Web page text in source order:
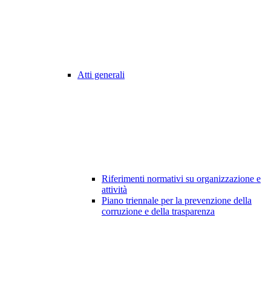
Atti generali
Riferimenti normativi su organizzazione e
attività
Piano triennale per la prevenzione della
corruzione e della trasparenza